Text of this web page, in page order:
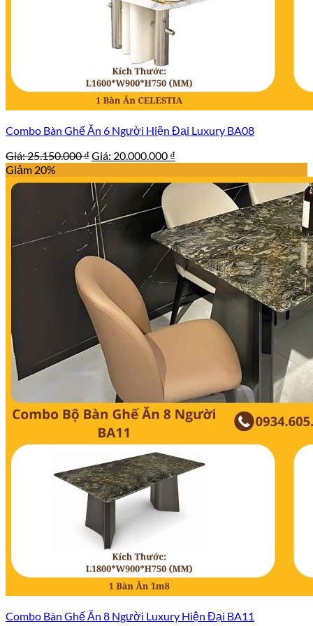
Combo Bàn Ghế Ăn 6 Người Hiện Đại Luxury BA08
Giá:25.150.000₫Giá
là:
25.150.000 ₫.
Giá: 20.000.000 ₫
tại
20.000.000 ₫.
Giảm 20%
Combo Bàn Ghế Ăn 8 Người Luxury Hiện Đại BA11